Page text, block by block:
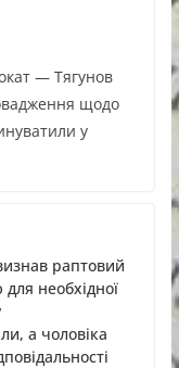
— Тягунов
щодо
у
раптовий
необхідної
а чоловіка